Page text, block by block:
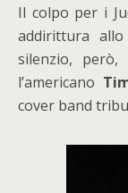
Il colpo per i
addirittura
silenzio,
l’americano
cover band